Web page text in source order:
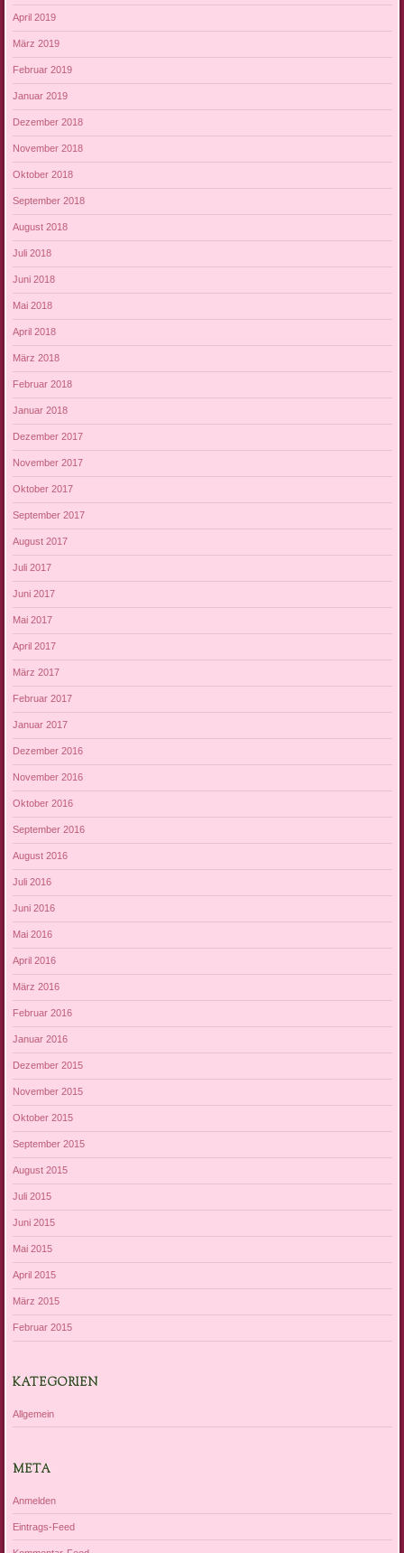
April 2019
März 2019
Februar 2019
Januar 2019
Dezember 2018
November 2018
Oktober 2018
September 2018
August 2018
Juli 2018
Juni 2018
Mai 2018
April 2018
März 2018
Februar 2018
Januar 2018
Dezember 2017
November 2017
Oktober 2017
September 2017
August 2017
Juli 2017
Juni 2017
Mai 2017
April 2017
März 2017
Februar 2017
Januar 2017
Dezember 2016
November 2016
Oktober 2016
September 2016
August 2016
Juli 2016
Juni 2016
Mai 2016
April 2016
März 2016
Februar 2016
Januar 2016
Dezember 2015
November 2015
Oktober 2015
September 2015
August 2015
Juli 2015
Juni 2015
Mai 2015
April 2015
März 2015
Februar 2015
KATEGORIEN
Allgemein
META
Anmelden
Eintrags-Feed